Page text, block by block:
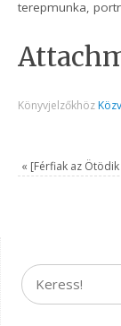
terepmunka,
Könyvjelzőkhöz
« [Férfiak az